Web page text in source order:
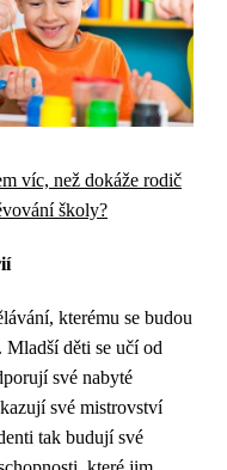
víc, než dokáže rodič
školy?
kterému se budou
děti se učí od
své nabyté
své mistrovství
tak budují své